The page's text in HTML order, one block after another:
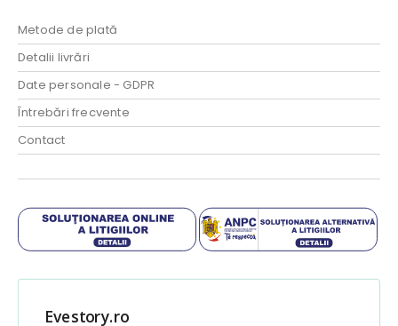
Metode de plată
Detalii livrări
Date personale - GDPR
Întrebări frecvente
Contact
Evestory.ro